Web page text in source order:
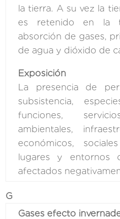
la tierra. A su vez la
es retenido en la
absorción de gases,
de agua y dióxido de
Exposición
La presencia de
subsistencia,
funciones,
ambientales,
económicos,
lugares y entornos
afectados
G
Gases efecto